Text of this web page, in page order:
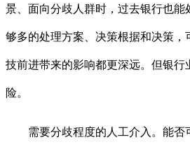
景、面向分歧人群时，过去银行也能
够多的处理方案、决策根据和决策，
技前进带来的影响都更深远。但银行
险。
需要分歧程度的人工介入。能否